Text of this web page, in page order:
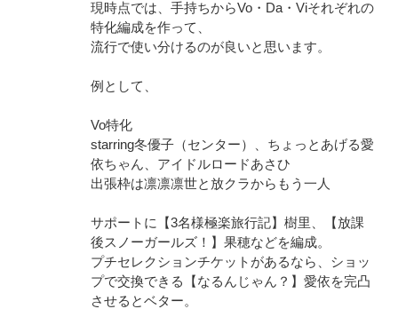
現時点では、手持ちからVo・Da・Viそれぞれの
特化編成を作って、
流行で使い分けるのが良いと思います。
例として、
Vo特化
starring冬優子（センター）、ちょっとあげる愛
依ちゃん、アイドルロードあさひ
出張枠は凛凛凛世と放クラからもう一人
サポートに【3名様極楽旅行記】樹里、【放課
後スノーガールズ！】果穂などを編成。
プチセレクションチケットがあるなら、ショッ
プで交換できる【なるんじゃん？】愛依を完凸
させるとベター。